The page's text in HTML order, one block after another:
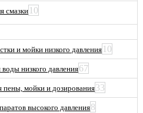
смазки 10
и мойки низкого давления 10
низкого давления67
пены, мойки и дозирования33
высокого давления8